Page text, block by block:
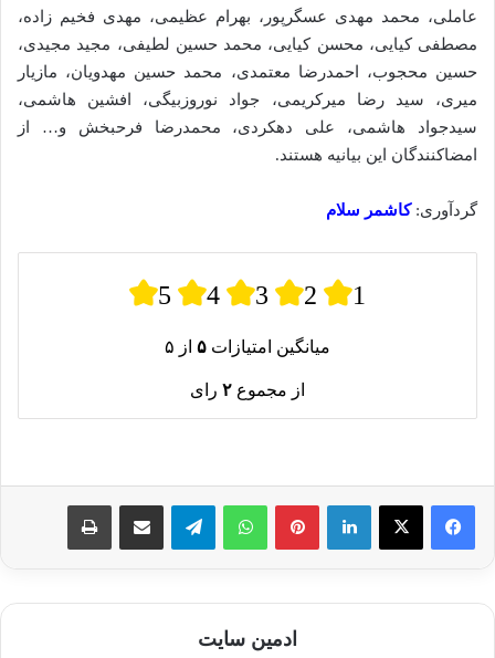
عاملی، محمد مهدی عسگرپور، بهرام عظیمی، مهدی فخیم زاده،
مصطفی کیایی، محسن کیایی، محمد حسین لطیفی، مجید مجیدی،
حسین محجوب، احمدرضا معتمدی، محمد حسین مهدویان، مازیار
میری، سید رضا میرکریمی، جواد نوروزبیگی، افشین هاشمی،
سیدجواد هاشمی، علی دهکردی، محمدرضا فرحبخش و… از
امضاکنندگان این بیانیه هستند.
گردآوری:کاشمر سلام
5 4 3 2 1
میانگین امتیازات ۵ از ۵
از مجموع ۲ رای
لینکدین پینترستواتس آپ تلگرام اشتراک گذاری از طریق ایمیل چاپ
ادمین سایت